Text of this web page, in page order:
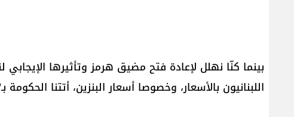
بينما كنّا نهلل لإعادة فتح مضيق هرمز وتأثيرها
اللبنانيون بالأسعار، وخصوصا أسعار البنزين، أتتنا